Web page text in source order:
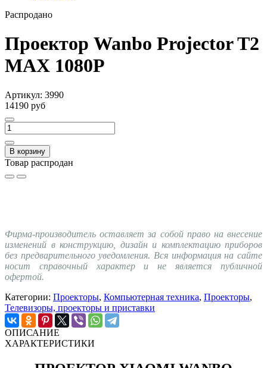
Распродано
Проектор Wanbo Projector T2
MAX 1080P
Артикул: 3990
14190 руб
В корзину
Товар распродан
Фирма-производитель оставляет за собой право на внесение
изменений в конструкцию, дизайн и комплектацию приборов
без предварительного уведомления. Вся информация на сайте
носит справочный характер и не является публичной
офертой.
Категории: Проекторы, Компьютерная техника, Проекторы,
Телевизоры, проекторы и приставки
ОПИСАНИЕ
ХАРАКТЕРИСТИКИ